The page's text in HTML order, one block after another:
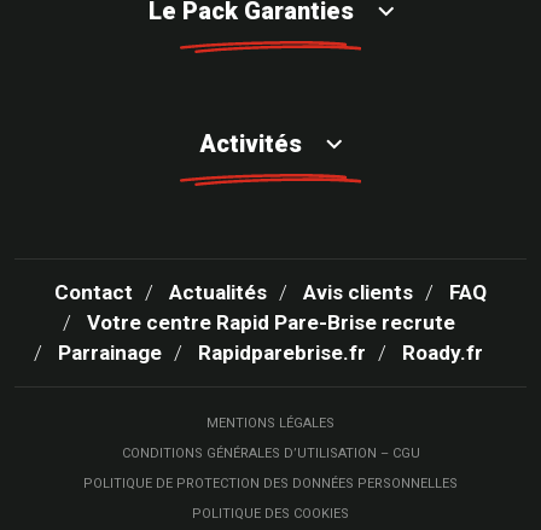
Le Pack Garanties
Activités
Contact Actualités Avis clients
FAQ
Votre centre Rapid Pare-Brise recrute
Parrainage
Rapidparebrise.fr Roady.fr
MENTIONS LÉGALES
CONDITIONS GÉNÉRALES D’UTILISATION – CGU
POLITIQUE DE PROTECTION DES DONNÉES PERSONNELLES
POLITIQUE DES COOKIES